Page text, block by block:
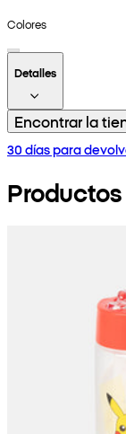
Colores
Detalles
Encontrar la
30 días para